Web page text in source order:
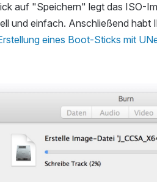
auf "Speichern" legt das ISO-
und einfach. Anschließend habt
eines Boot-Sticks mit